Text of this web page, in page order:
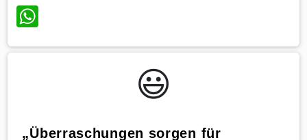
WhatsApp
😃️
„Überraschungen sorgen für